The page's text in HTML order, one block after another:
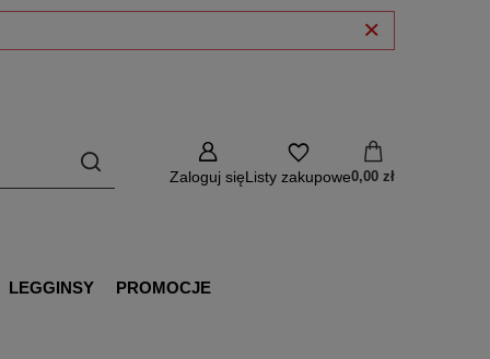
Zaloguj sięListy zakupowe0,00 zł
LEGGINSY PROMOCJE